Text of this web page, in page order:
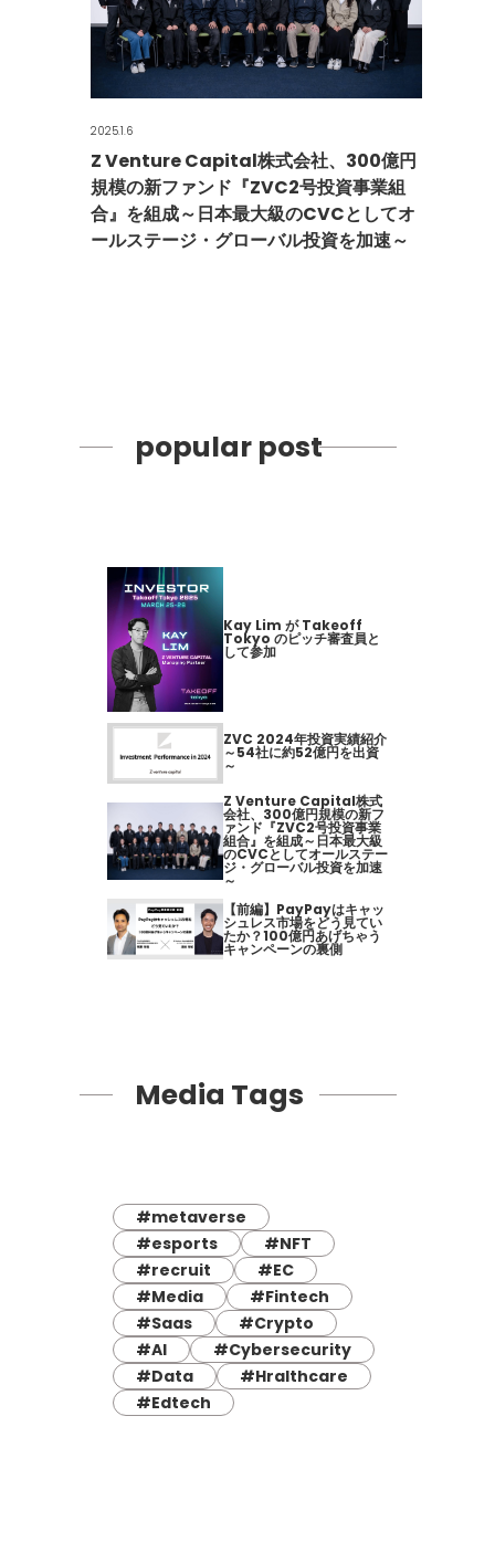
2025.1.6
Z Venture Capital株式会社、300億円
規模の新ファンド『ZVC2号投資事業組
合』を組成～日本最大級のCVCとしてオ
ールステージ・グローバル投資を加速～
popular post
Kay Lim が Takeoff
Tokyo のピッチ審査員と
して参加
ZVC 2024年投資実績紹介
～54社に約52億円を出資
～
Z Venture Capital株式
会社、300億円規模の新フ
ァンド『ZVC2号投資事業
組合』を組成～日本最大級
のCVCとしてオールステー
ジ・グローバル投資を加速
～
【前編】PayPayはキャッ
シュレス市場をどう見てい
たか？100億円あげちゃう
キャンペーンの裏側
Media Tags
#metaverse
#esports
#NFT
#recruit
#EC
#Media
#Fintech
#Saas
#Crypto
#AI
#Cybersecurity
#Data
#Hralthcare
#Edtech